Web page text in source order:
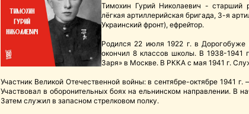
Тимохин Гурий Николаевич - старший
лёгкая артиллерийская бригада, 3-я
Украинский фронт), ефрейтор.
Родился 22 июля 1922 г. в
окончил 8 классов школы. В 1938-1941
Заря» в Москве. В РККА с мая 1941 г.
Участник Великой Отечественной войны: в сентябре-октябре 1941
Участвовал в оборонительных боях на ельнинском направлении. В
Затем служил в запасном стрелковом полку.